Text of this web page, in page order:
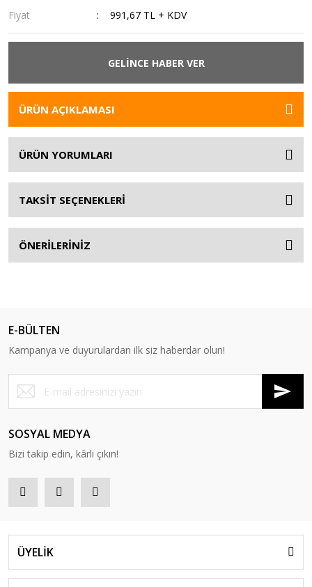
Fiyat
991,67 TL + KDV
GELİNCE HABER VER
ÜRÜN AÇIKLAMASI
ÜRÜN YORUMLARI
TAKSİT SEÇENEKLERİ
ÖNERİLERİNİZ
E-BÜLTEN
Kampanya ve duyurulardan ilk siz haberdar olun!
SOSYAL MEDYA
Bizi takip edin, kârlı çıkın!
ÜYELİK